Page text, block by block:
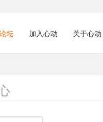
论坛 加入心动 关于心动